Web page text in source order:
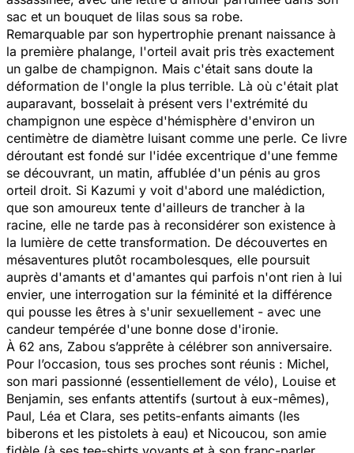
sac et un bouquet de lilas sous sa robe.
Remarquable par son hypertrophie prenant naissance à
la première phalange, l'orteil avait pris très exactement
un galbe de champignon. Mais c'était sans doute la
déformation de l'ongle la plus terrible. Là où c'était plat
auparavant, bosselait à présent vers l'extrémité du
champignon une espèce d'hémisphère d'environ un
centimètre de diamètre luisant comme une perle. Ce livre
déroutant est fondé sur l'idée excentrique d'une femme
se découvrant, un matin, affublée d'un pénis au gros
orteil droit. Si Kazumi y voit d'abord une malédiction,
que son amoureux tente d'ailleurs de trancher à la
racine, elle ne tarde pas à reconsidérer son existence à
la lumière de cette transformation. De découvertes en
mésaventures plutôt rocambolesques, elle poursuit
auprès d'amants et d'amantes qui parfois n'ont rien à lui
envier, une interrogation sur la féminité et la différence
qui pousse les êtres à s'unir sexuellement - avec une
candeur tempérée d'une bonne dose d'ironie.
À 62 ans, Zabou s’apprête à célébrer son anniversaire.
Pour l’occasion, tous ses proches sont réunis : Michel,
son mari passionné (essentiellement de vélo), Louise et
Benjamin, ses enfants attentifs (surtout à eux-mêmes),
Paul, Léa et Clara, ses petits-enfants aimants (les
biberons et les pistolets à eau) et Nicoucou, son amie